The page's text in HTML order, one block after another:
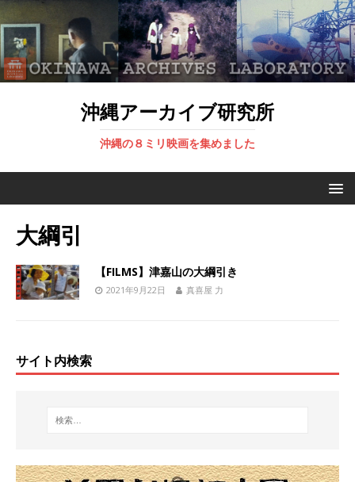
沖縄アーカイブ研究所
沖縄の８ミリ映画を集めました
大綱引
【FILMS】津嘉山の大綱引き
2021年9月22日 真喜屋 力
サイト内検索